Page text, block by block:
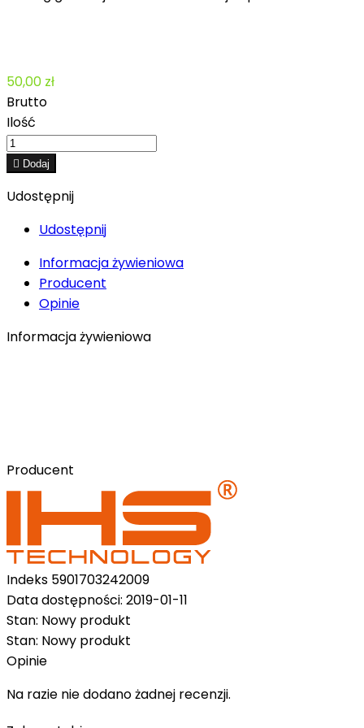
50,00 zł
Brutto
Ilość
 Dodaj
Udostępnij
Udostępnij
Informacja żywieniowa
Producent
Opinie
Informacja żywieniowa
Producent
Indeks 5901703242009
Data dostępności: 2019-01-11
Stan: Nowy produkt
Stan: Nowy produkt
Opinie
Na razie nie dodano żadnej recenzji.